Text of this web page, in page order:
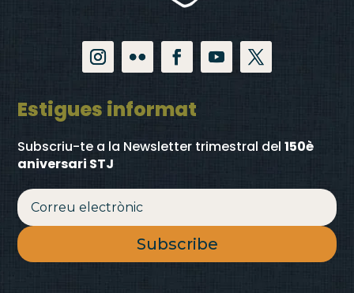
Estigues informat
Subscriu-te a la Newsletter trimestral del150è
aniversari STJ
Subscribe